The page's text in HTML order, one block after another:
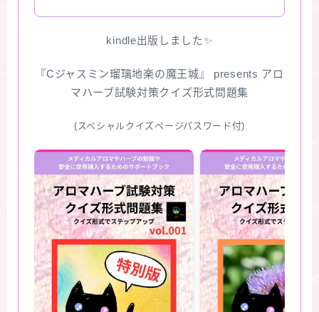
kindle出版しました✨
『Cジャスミン瑠璃地楽の魔王城』 presents アロ
マハーブ試験対策クイズ形式問題集
(スペシャルクイズページパスワード付)